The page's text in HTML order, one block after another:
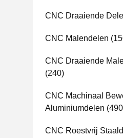
CNC Draaiende
CNC Malendelen
CNC Draaiende
(240)
CNC Machinaal
Aluminiumdelen
CNC Roestvrij